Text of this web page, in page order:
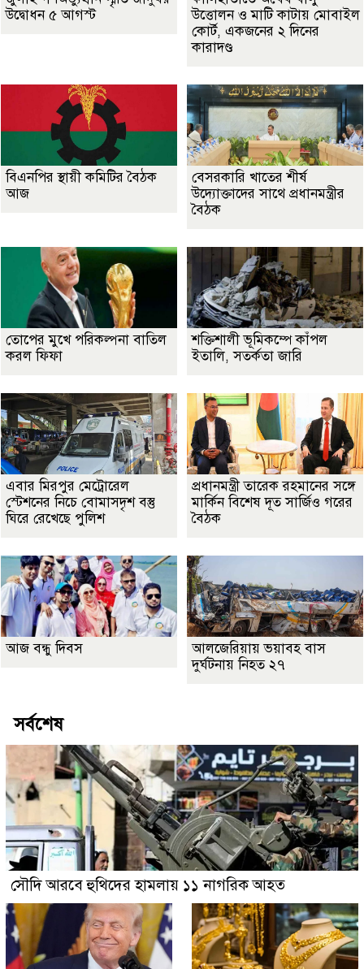
উদ্বোধন ৫ আগস্ট
উত্তোলন ও মাটি কাটায় মোবাইল
কোর্ট, একজনের ২ দিনের
কারাদণ্ড
বিএনপির স্থায়ী কমিটির বৈঠক
আজ
বেসরকারি খাতের শীর্ষ
উদ্যোক্তাদের সাথে প্রধানমন্ত্রীর
বৈঠক
তোপের মুখে পরিকল্পনা বাতিল
করল ফিফা
শক্তিশালী ভূমিকম্পে কাঁপল
ইতালি, সতর্কতা জারি
এবার মিরপুর মেট্রোরেল
স্টেশনের নিচে বোমাসদৃশ বস্তু
ঘিরে রেখেছে পুলিশ
প্রধানমন্ত্রী তারেক রহমানের সঙ্গে
মার্কিন বিশেষ দূত সার্জিও গরের
বৈঠক
আজ বন্ধু দিবস
আলজেরিয়ায় ভয়াবহ বাস
দুর্ঘটনায় নিহত ২৭
সর্বশেষ
সৌদি আরবে হুথিদের হামলায় ১১ নাগরিক আহত